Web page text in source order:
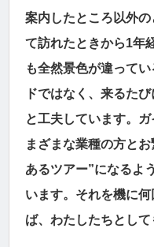
案内したところ以外
て訪れたときから1年
も全然景色が違って
ドではなく、来るた
と工夫しています。
まざまな業種の方と
あるツアー”になるよ
います。それを機に
ば、わたしたちとして